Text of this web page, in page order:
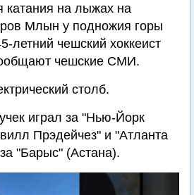
катания на лыжах на
Млын у подножия горы
летний чешский хоккеист
чешские СМИ.
столб.
играл за "Нью-Йорк
Прэдейчез" и "Атланта
"Барыс" (Астана).